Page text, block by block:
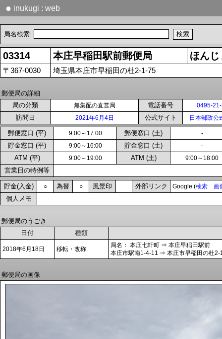
● inukugi : web
局名検索:
03314 本庄早稲田駅前郵便局 ほん
〒367-0030 埼玉県本庄市早稲田の杜2-1-75
郵便局の詳細
局の分類
無集配の直営局 電話番号 0495-
訪問日 2021年6月4日 公式サイト 日本郵政公
郵便窓口 (平) 9:00～17:00 郵便窓口 (土) -
貯金窓口 (平) 9:00～16:00 貯金窓口 (土) -
ATM (平) 9:00～19:00 ATM (土) 9:00～18:00
営業日の特例等
貯金(入金) ○ 為替 ○ 風景印 外部リンク Google (検索 画
個人メモ
郵便局のうごき
日付
種類
2018年6月18日 移転・改称
局名： 本庄七軒町 ⇒ 本庄早稲田駅前
本庄市駅南1-4-11 ⇒ 本庄市早稲田の杜2-
郵便局の画像